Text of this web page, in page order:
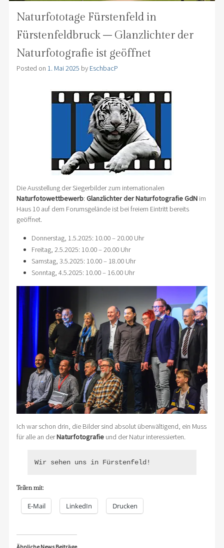
Naturfototage Fürstenfeld in
Fürstenfeldbruck – Glanzlichter der
Naturfotografie ist geöffnet
Posted on 1. Mai 2025 by EschbacP
Die Ausstellung der Siegerbilder zum internationalen
Naturfotowettbewerb: Glanzlichter der Naturfotografie GdNim
Haus 10 auf dem Forumsgelände ist bei freiem Eintritt bereits
geöffnet.
Donnerstag, 1.5.2025: 10.00 – 20.00 Uhr
Freitag, 2.5.2025: 10.00 – 20.00 Uhr
Samstag, 3.5.2025: 10.00 – 18.00 Uhr
Sonntag, 4.5.2025: 10.00 – 16.00 Uhr
Ich war schon drin, die Bilder sind absolut überwältigend, ein Muss
für alle an derNaturfotografieund der Natur interessierten.
Wir sehen uns in Fürstenfeld!
Teilen mit:
E-Mail LinkedIn Drucken